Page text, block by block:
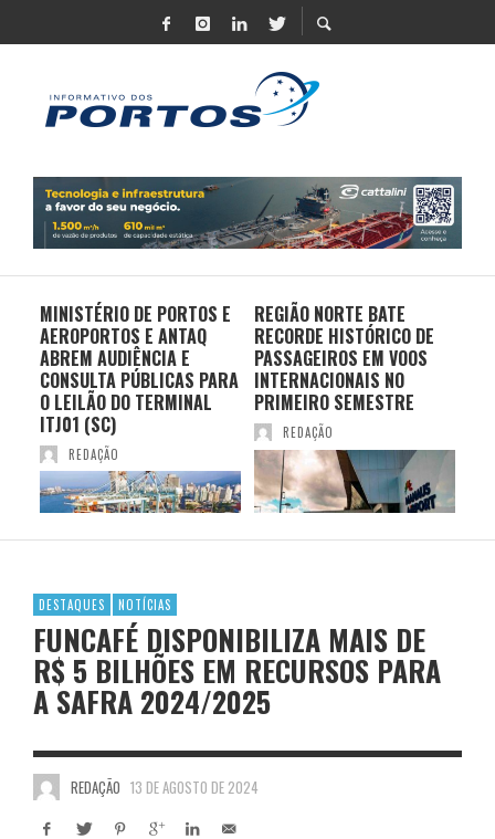
MINISTÉRIO DE PORTOS E
AEROPORTOS E ANTAQ
ABREM AUDIÊNCIA E
CONSULTA PÚBLICAS PARA
O LEILÃO DO TERMINAL
ITJ01 (SC)
REDAÇÃO
REGIÃO NORTE BATE
RECORDE HISTÓRICO DE
PASSAGEIROS EM VOOS
INTERNACIONAIS NO
PRIMEIRO SEMESTRE
REDAÇÃO
DESTAQUES NOTÍCIAS
FUNCAFÉ DISPONIBILIZA MAIS DE
R$ 5 BILHÕES EM RECURSOS PARA
A SAFRA 2024/2025
REDAÇÃO 13 DE AGOSTO DE 2024